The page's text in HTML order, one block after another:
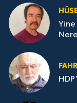
Yine